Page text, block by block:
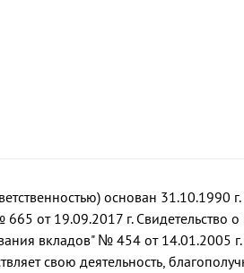
основан 31.10.1990 г.
от 19.09.2017 г. Свидетельство
вкладов" № 454 от 14.01.2005 г.
свою деятельность,